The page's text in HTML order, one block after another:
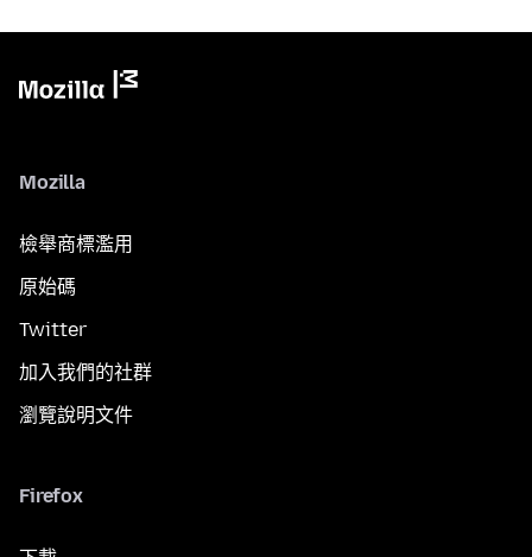
Mozilla
檢舉商標濫用
原始碼
Twitter
加入我們的社群
瀏覽說明文件
Firefox